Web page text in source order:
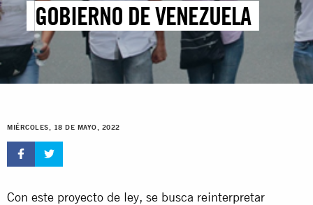
GOBIERNO DE VENEZUELA
MIÉRCOLES, 18 DE MAYO, 2022
Con este proyecto de ley, se busca reinterpretar